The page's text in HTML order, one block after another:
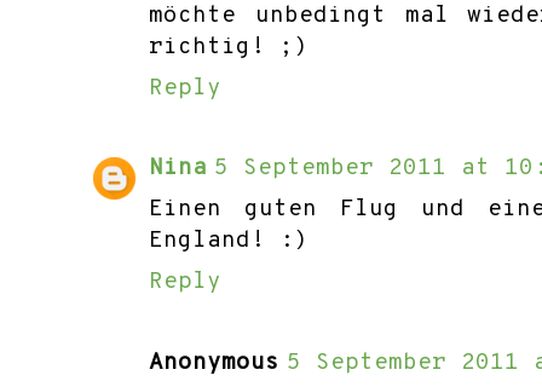
möchte unbedingt mal
richtig! ;)
Reply
Nina 5 September 2011 at
Einen guten Flug und
England! :)
Reply
Anonymous 5 September 2011